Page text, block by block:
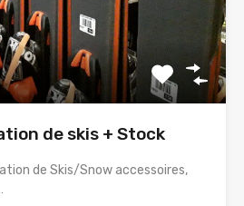
de skis + Stock
de Skis/Snow accessoires,